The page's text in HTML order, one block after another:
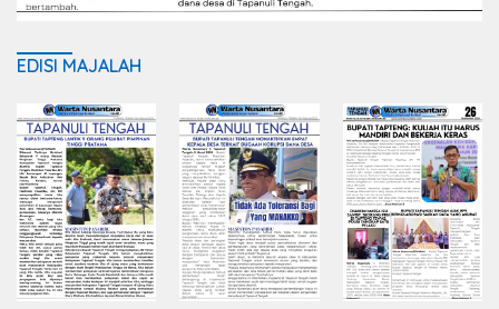
EDISI MAJALAH